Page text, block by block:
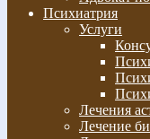
Психиатрия
Услуги
Лечения
Лечение